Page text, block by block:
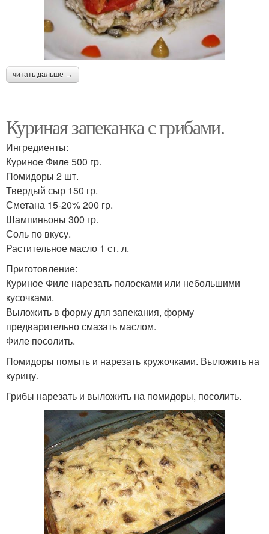
читать дальше →
Куриная запеканка с грибами.
Ингредиенты:
Куриное Филе 500 гр.
Помидоры 2 шт.
Твердый сыр 150 гр.
Сметана 15-20% 200 гр.
Шампиньоны 300 гр.
Соль по вкусу.
Растительное масло 1 ст. л.
Приготовление:
Куриное Филе нарезать полосками или небольшими
кусочками.
Выложить в форму для запекания, форму
предварительно смазать маслом.
Филе посолить.
Помидоры помыть и нарезать кружочками. Выложить на
курицу.
Грибы нарезать и выложить на помидоры, посолить.